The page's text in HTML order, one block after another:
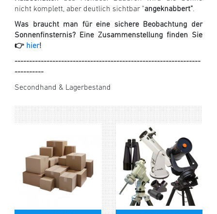
nicht komplett, aber deutlich sichtbar "ange­knabbert".
Was braucht man für eine sichere Beobachtung der
Sonnenfinsternis? Eine Zusammenstellung finden Sie
👉 hier!
----------------------------------------------------------------
----------
Secondhand & Lagerbestand